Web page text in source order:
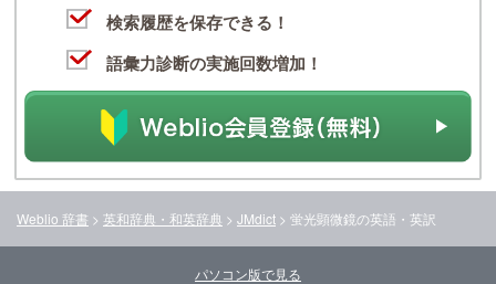
検索履歴を保存できる！
語彙力診断の実施回数増加！
Weblio 辞書 > 英和辞典・和英辞典 > JMdict > 蛍光顕微鏡の英語・英訳
パソコン版で見る